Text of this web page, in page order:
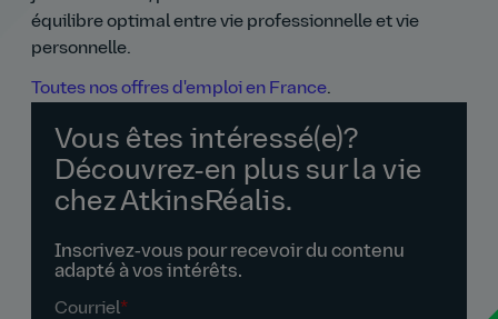
équilibre optimal entre vie professionnelle et vie
personnelle.
Toutes nos offres d'emploi en France.
Vous êtes intéressé(e)?
Découvrez‑en plus sur la vie
chez AtkinsRéalis.
Inscrivez‑vous pour recevoir du contenu
adapté à vos intérêts.
Courriel*